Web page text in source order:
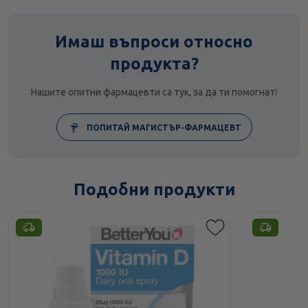
Имаш въпроси относно
продукта?
Нашите опитни фармацевти са тук, за да ти помогнат!
ПОПИТАЙ МАГИСТЪР-ФАРМАЦЕВТ
Подобни продукти